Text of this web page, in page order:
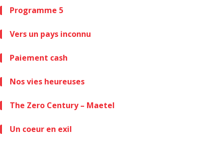
Programme 5
Vers un pays inconnu
Paiement cash
Nos vies heureuses
The Zero Century – Maetel
Un coeur en exil